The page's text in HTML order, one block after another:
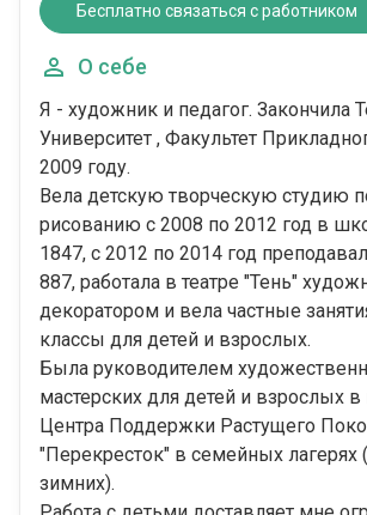
Бесплатно связаться с работником
О себе
Я - художник и педагог. Закончила
Университет , Факультет
2009 году.
Вела детскую творческую студию
рисованию с 2008 по 2012 год в
1847, с 2012 по 2014 год
887, работала в театре "Тень"
декоратором и вела частные
классы для детей и взрослых.
Была руководителем
мастерских для детей и взрослых
Центра Поддержки Растущего
"Перекресток" в семейных лагерях
зимних).